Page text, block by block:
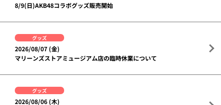
8/9(日)AKB48コラボグッズ販売開始
グッズ
2026/08/07 (金)
マリーンズストアミュージアム店の臨時休業について
グッズ
2026/08/06 (木)